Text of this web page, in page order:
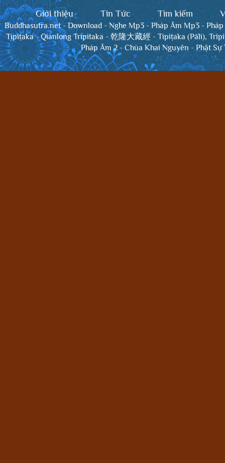
Giới thiệu Tin Tức Tìm kiếm
Buddhasutra.net-Download - Nghe Mp3-Pháp Âm Mp3-
Tipiṭaka-Qianlong Tripitaka - 乾隆大藏經- Tipiṭaka (Pāli),
Pháp Âm 2 -Chùa Khai Nguyên -Phật Sự